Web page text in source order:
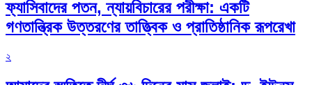
ফ্যাসিবাদের পতন, ন্যায়বিচারের পরীক্ষা: একটি
গণতান্ত্রিক উত্তরণের তাত্ত্বিক ও প্রাতিষ্ঠানিক রূপরেখা
২